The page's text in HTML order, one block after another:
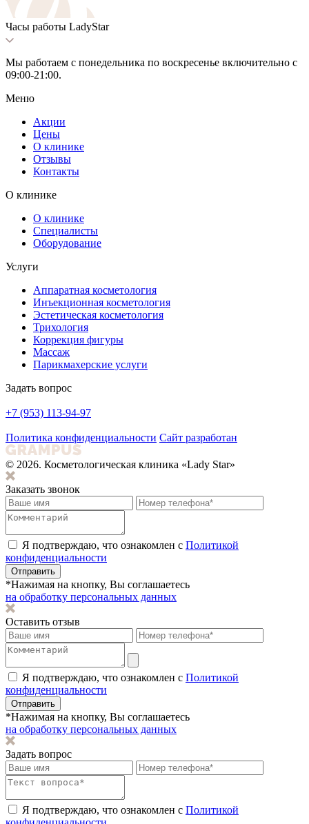
Часы работы LadyStar
Мы работаем с понедельника по воскресенье включительно с
09:00-21:00.
Меню
Акции
Цены
О клинике
Отзывы
Контакты
О клинике
О клинике
Специалисты
Оборудование
Услуги
Аппаратная косметология
Инъекционная косметология
Эстетическая косметология
Трихология
Коррекция фигуры
Массаж
Парикмахерские услуги
Задать вопрос
+7 (953) 113-94-97
Политика конфиденциальности Сайт разработан
© 2026. Косметологическая клиника «Lady Star»
Заказать звонок
Я подтверждаю, что ознакомлен с Политикой
конфиденциальности
Отправить
*Нажимая на кнопку, Вы соглашаетесь
на обработку персональных данных
Оставить отзыв
Я подтверждаю, что ознакомлен с Политикой
конфиденциальности
Отправить
*Нажимая на кнопку, Вы соглашаетесь
на обработку персональных данных
Задать вопрос
Я подтверждаю, что ознакомлен с Политикой